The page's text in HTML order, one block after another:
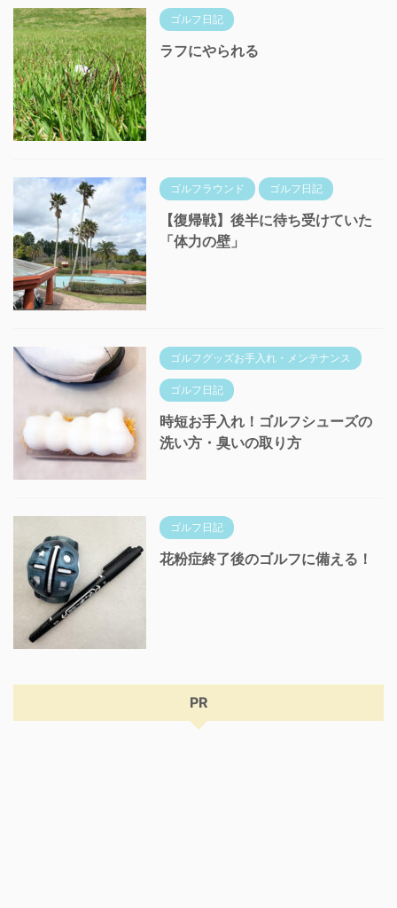
ゴルフ日記
ラフにやられる
ゴルフラウンド ゴルフ日記
【復帰戦】後半に待ち受けていた
「体力の壁」
ゴルフグッズお手入れ・メンテナンス
ゴルフ日記
時短お手入れ！ゴルフシューズの
洗い方・臭いの取り方
ゴルフ日記
花粉症終了後のゴルフに備える！
PR